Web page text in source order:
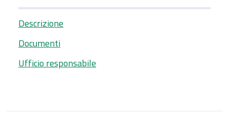
Descrizione
Documenti
Ufficio responsabile